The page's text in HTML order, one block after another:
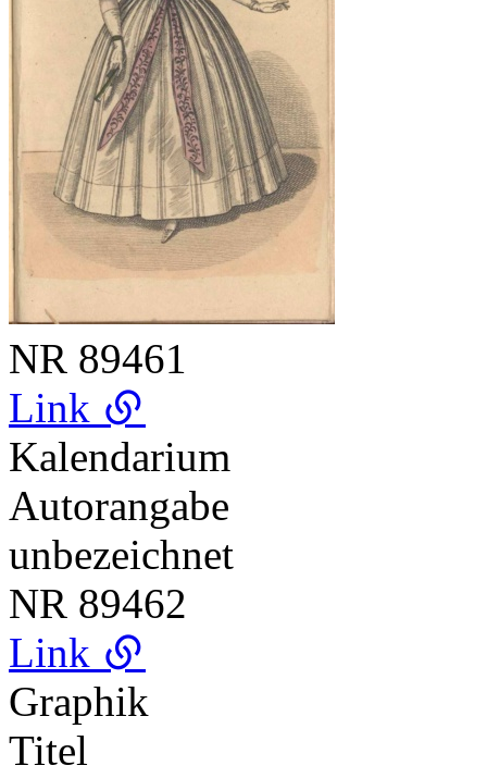
NR 89461
Link
Kalendarium
Autorangabe
unbezeichnet
NR 89462
Link
Graphik
Titel